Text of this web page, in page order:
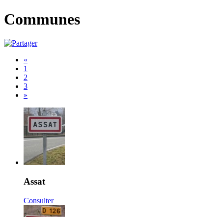
Communes
«
1
2
3
»
Assat
Consulter